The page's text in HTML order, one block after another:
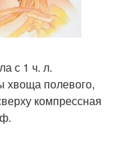
с 1 ч. л.
хвоща полевого,
компрессная